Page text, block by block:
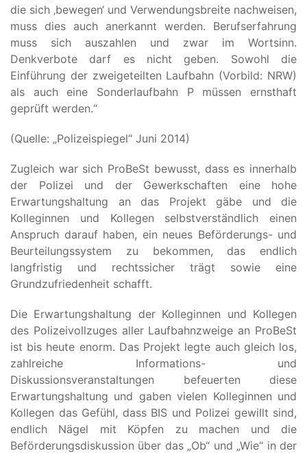
die sich ‚bewegen‘ und Verwendungsbreite nachweisen,
muss dies auch anerkannt werden. Berufserfahrung
muss sich auszahlen und zwar im Wortsinn.
Denkverbote darf es nicht geben. Sowohl die
Einführung der zweigeteilten Laufbahn (Vorbild: NRW)
als auch eine Sonderlaufbahn P müssen ernsthaft
geprüft werden.“
(Quelle: „Polizeispiegel“ Juni 2014)
Zugleich war sich ProBeSt bewusst, dass es innerhalb
der Polizei und der Gewerkschaften eine hohe
Erwartungshaltung an das Projekt gäbe und die
Kolleginnen und Kollegen selbstverständlich einen
Anspruch darauf haben, ein neues Beförderungs- und
Beurteilungssystem zu bekommen, das endlich
langfristig und rechtssicher trägt sowie eine
Grundzufriedenheit schafft.
Die Erwartungshaltung der Kolleginnen und Kollegen
des Polizeivollzuges aller Laufbahnzweige an ProBeSt
ist bis heute enorm. Das Projekt legte auch gleich los,
zahlreiche Informations- und
Diskussionsveranstaltungen befeuerten diese
Erwartungshaltung und gaben vielen Kolleginnen und
Kollegen das Gefühl, dass BIS und Polizei gewillt sind,
endlich Nägel mit Köpfen zu machen und die
Beförderungsdiskussion über das „Ob“ und „Wie“ in der